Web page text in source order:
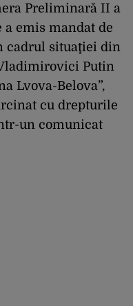
Preliminară II a
emis mandat de
cadrul situaţiei din
Putin
Lvova-Belova”,
cu drepturile
un comunicat